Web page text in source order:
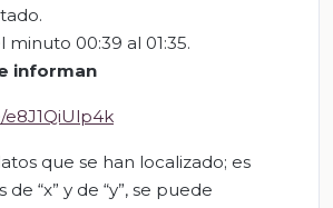
minuto 00:39 al 01:35.
informan
que se han localizado; es
“x” y de “y”, se puede